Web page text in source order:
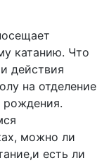
катанию. Что
действия
на отделение
рождения.
можно ли
есть ли